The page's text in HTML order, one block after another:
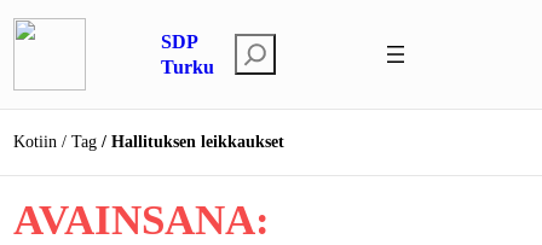
Siirry
sisältöön
SDP
Turku
t
s
i
Kotiin Tag Hallituksen leikkaukset
AVAINSANA: